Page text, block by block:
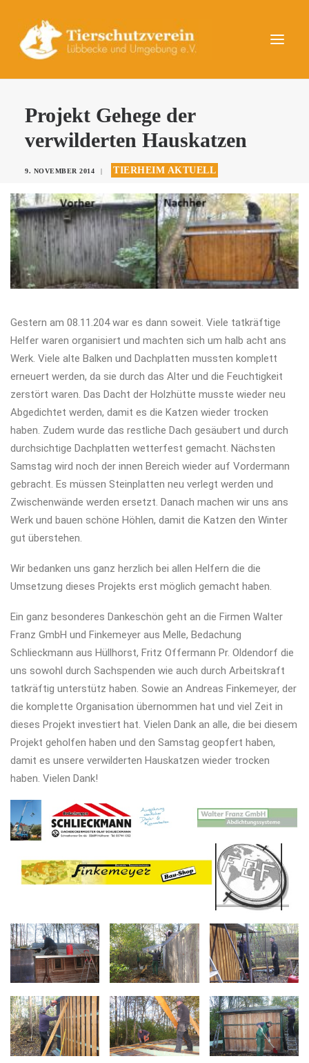
UNSERE TIERE
AKTUELLES
KONTAKT
SPENDEN
Projekt Gehege der
verwilderten Hauskatzen
9. NOVEMBER 2014 | TIERHEIM AKTUELL
Gestern am 08.11.204 war es dann soweit. Viele tatkräftige
Helfer waren organisiert und machten sich um halb acht ans
Werk. Viele alte Balken und Dachplatten mussten komplett
erneuert werden, da sie durch das Alter und die Feuchtigkeit
zerstört waren. Das Dacht der Holzhütte musste wieder neu
Abgedichtet werden, damit es die Katzen wieder trocken
haben. Zudem wurde das restliche Dach gesäubert und durch
durchsichtige Dachplatten wetterfest gemacht. Nächsten
Samstag wird noch der innen Bereich wieder auf Vordermann
gebracht. Es müssen Steinplatten neu verlegt werden und
Zwischenwände werden ersetzt. Danach machen wir uns ans
Werk und bauen schöne Höhlen, damit die Katzen den Winter
gut überstehen.
Wir bedanken uns ganz herzlich bei allen Helfern die die
Umsetzung dieses Projekts erst möglich gemacht haben.
Ein ganz besonderes Dankeschön geht an die Firmen Walter
Franz GmbH und Finkemeyer aus Melle, Bedachung
Schlieckmann aus Hüllhorst, Fritz Offermann Pr. Oldendorf die
uns sowohl durch Sachspenden wie auch durch Arbeitskraft
tatkräftig unterstütz haben. Sowie an Andreas Finkemeyer, der
die komplette Organisation übernommen hat und viel Zeit in
dieses Projekt investiert hat. Vielen Dank an alle, die bei diesem
Projekt geholfen haben und den Samstag geopfert haben,
damit es unsere verwilderten Hauskatzen wieder trocken
haben. Vielen Dank!